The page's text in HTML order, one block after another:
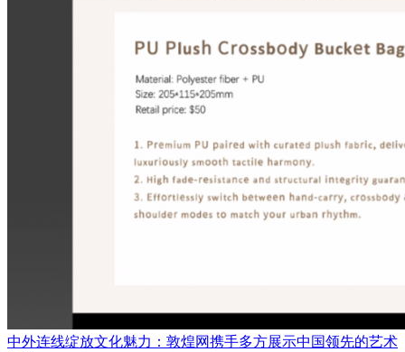
中外连线绽放文化魅力：敦煌网携手多方展示中国领先的艺术